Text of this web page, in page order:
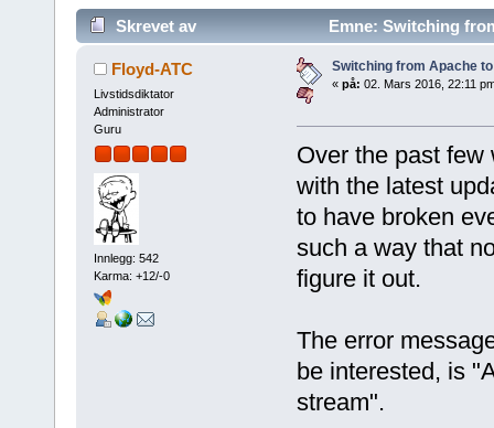
Skrevet av Emne: Switching
Floyd-ATC
Livstidsdiktator
Administrator
Guru
Innlegg: 542
Karma: +12/-0
Switching from Apache
« på: 02. Mars 2016, 22:11
Over the past few
with the latest
to have broken
such a way that
figure it out.
The error
be interested, is
stream".